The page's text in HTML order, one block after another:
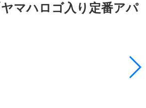
マハロゴ入り定番アパ